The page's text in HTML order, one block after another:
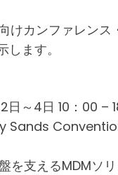
カンファレンス
ます。
日 10：00 –
Convention
支えるMDMソリ